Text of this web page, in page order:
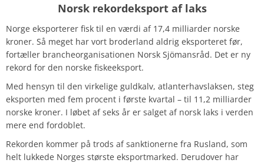
Norsk rekordeksport af laks
Norge eksporterer fisk til en værdi af ​​17,4 milliarder norske
kroner. Så meget har vort broderland aldrig eksporteret før,
fortæller brancheorganisationen Norsk Sjömansråd. Det er ny
rekord for den norske fiskeeksport.
Med hensyn til den virkelige guldkalv, atlanterhavslaksen, steg
eksporten med fem procent i første kvartal – til 11,2 milliarder
norske kroner. I løbet af seks år er salget af norsk laks i verden
mere end fordoblet.
Rekorden kommer på trods af sanktionerne fra Rusland, som
helt lukkede Norges største eksportmarked. Derudover har